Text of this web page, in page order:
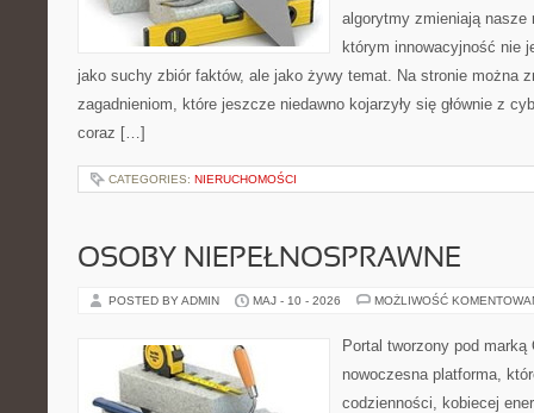
algorytmy zmieniają nasze
którym innowacyjność nie
jako suchy zbiór faktów, ale jako żywy temat. Na stronie można
zagadnieniom, które jeszcze niedawno kojarzyły się głównie z
coraz […]
CATEGORIES: NIERUCHOMOŚCI
OSOBY NIEPEŁNOSPRAWNE
POSTED BY ADMIN MAJ - 10 - 2026 MOŻLIWOŚĆ
Portal tworzony pod
nowoczesna platforma,
codzienności, kobiecej